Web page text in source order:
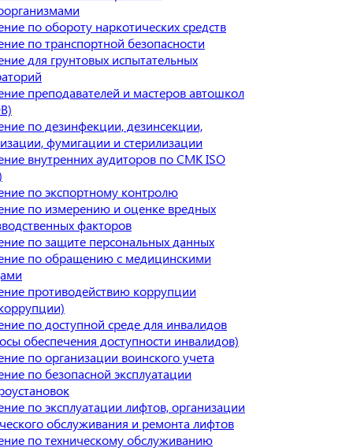
по обороту наркотических средств
по транспортной безопасности
для грунтовых испытательных
преподавателей и мастеров автошкол
по дезинфекции, дезинсекции,
фумигации и стерилизации
внутренних аудиторов по СМК ISO
по экспортному контролю
по измерению и оценке вредных
факторов
по защите персональных данных
по обращению с медицинскими
противодействию коррупции
по доступной среде для инвалидов
обеспечения доступности инвалидов)
по организации воинского учета
по безопасной эксплуатации
по эксплуатации лифтов, организации
обслуживания и ремонта лифтов
по техническому обслуживанию